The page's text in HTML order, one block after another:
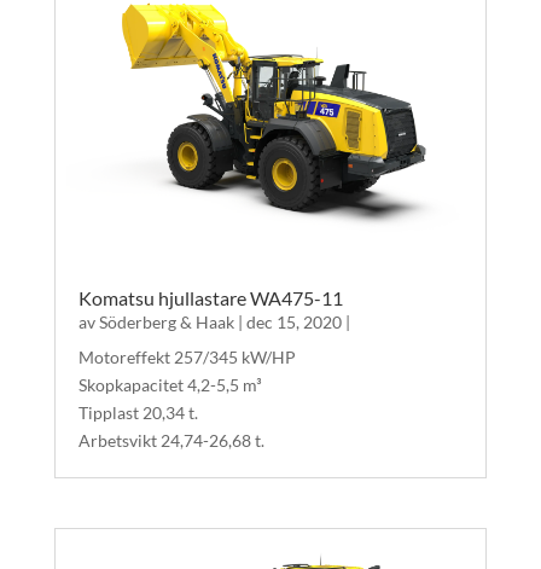
Komatsu hjullastare WA475-11
avSöderberg & Haak| dec 15, 2020|
Motoreffekt 257/345 kW/HP
Skopkapacitet 4,2-5,5 m³
Tipplast 20,34 t.
Arbetsvikt 24,74-26,68 t.